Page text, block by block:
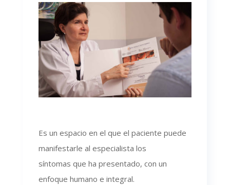
Es un espacio en el que el paciente puede
manifestarle al especialista los
síntomas que ha presentado, con un
enfoque humano e integral.